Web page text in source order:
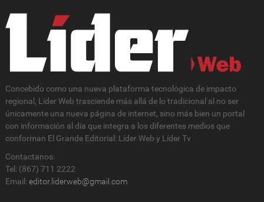
Concebido como una nueva plataforma tecnológica de impacto
regional, Lider Web trasciende más allá de lo tradicional al no ser
únicamente una nueva página de internet, sino más bien un portal
con información al día que integra a los diferentes medios que
conforman El Grande Editorial: Líder Web y Líder Tv
Contactanos:
Tel: (867) 711 2222
Email: editor.liderweb@gmail.com